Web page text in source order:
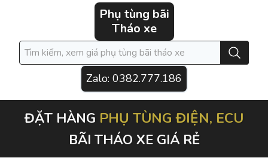
Phụ tùng bãi
Tháo xe
Zalo: 0382.777.186
ĐẶT HÀNGPHỤ TÙNG ĐIỆN, ECU
BÃI THÁO XE GIÁ RẺ